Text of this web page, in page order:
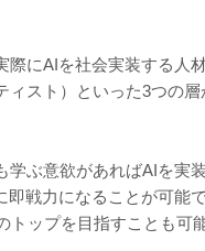
にAIを社会実装する人
スト）といった3つの
ぶ意欲があればAIを実
戦力になることが可能
ップを目指すことも可能